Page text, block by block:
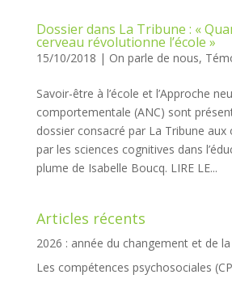
Dossier dans La Tribune : «
cerveau révolutionne l’école »
15/10/2018 | On parle de nous,
Savoir-être à l’école et l’Approche
comportementale (ANC) sont
dossier consacré par La Tribune aux
par les sciences cognitives dans
plume de Isabelle Boucq. LIRE LE...
Articles récents
2026 : année du changement et de
Les compétences psychosociales